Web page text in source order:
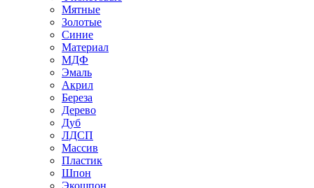
Мятные
Золотые
Синие
Материал
МДФ
Эмаль
Акрил
Береза
Дерево
Дуб
ЛДСП
Массив
Пластик
Шпон
Экошпон